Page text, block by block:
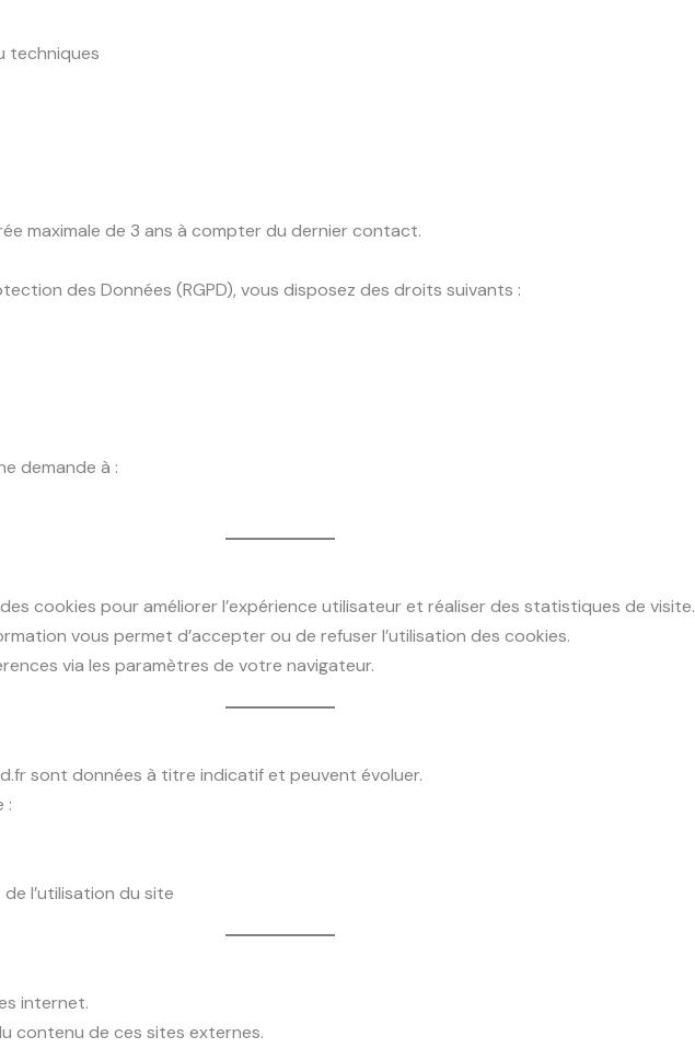
techniques
maximale de 3 ans à compter du dernier contact.
des Données (RGPD), vous disposez des droits suivants :
demande à :
cookies pour améliorer l’expérience utilisateur et réaliser des statistiques de visite.
vous permet d’accepter ou de refuser l’utilisation des cookies.
via les paramètres de votre navigateur.
sont données à titre indicatif et peuvent évoluer.
:
l’utilisation du site
internet.
contenu de ces sites externes.